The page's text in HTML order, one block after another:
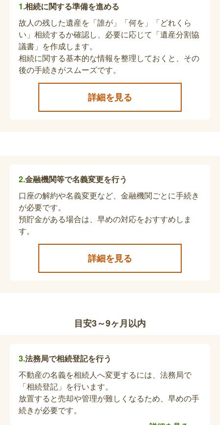
亡くなった方が、心身障害者医療費助成を受けてい
た場合は、喪失届の提出が必要となります。直接担
当課へ提出する場合は、事前に担当課までお問い合
わせください。
故人の自立支援医療受給者証（更生医療・精
神通院・育成医療）の返納
亡くなった方が自立支援医療受給者証を持っていた
場合、自立支援医療受給者証（更生医療・精神通
亡くなった方が、障害福祉サービス受給者証・療養
介護医療受給者証、地域相談支援受給者証の交付を
受けていた場合は、受給者証返還届出書の提出が必
要になります。
自動車燃料費等助成死亡届・未支払支給額請
高齢障害支援課での受付となります。「精神障害の
方」は、健康課での受付となります。
亡くなった方が千葉市福祉タクシー利用をされてい
た場合、資格喪失届の提出が必要となります。直接
担当課に提出する場合、「身体障害・知的障害の
方」は高齢障害支援課での受付となります。「精神
障害の方」は、健康課での受付となります。
千葉市心身障害者福祉手当受給者死亡届・未
相続に関する準備を進める
故人の残した遺産を「誰が」「何を」「どれくら
い」相続するか確認し、必要に応じて「遺産分割協
議書」を作成します。
相続に関する基本的な情報を整理しておくと、その
後の手続きがスムーズです。
詳細を見る
金融機関等で名義変更を行う
口座の解約や名義変更など、金融機関ごとに手続き
が必要です。
預貯金がある場合は、早めの対応をおすすめしま
す。
詳細を見る
目安3～9ヶ月以内
法務局で相続登記を行う
不動産の名義を相続人へ変更するには、法務局で
「相続登記」を行います。
放置すると売却や管理が難しくなるため、早めの手
続きが必要です。